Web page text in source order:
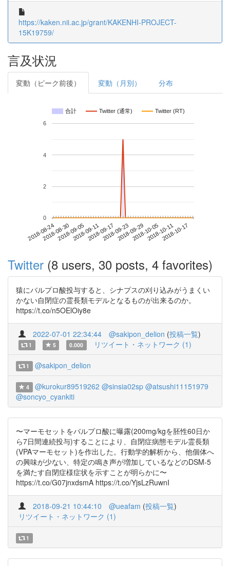
https://kaken.nii.ac.jp/grant/KAKENHI-PROJECT-
15K19759/
言及状況
変動（ピーク前後） 変動（月別） 分布
合計 Twitter (通常) Twitter (RT)
2018-08-242018-08-302018-09-052018-09-112018-09-172018-09-232018-09-292018-10-052018-10-112018-10-17
0
2
4
6
Twitter (8 users, 30 posts, 4 favorites)
猿にバルプロ酸投与すると、シナプスの刈り込みがうまくい
かない自閉症の霊長類モデルとなるものが出来るのか。
https://t.co/n5OElOiy8e
2022-07-01 22:34:44 @sakipon_delion (投稿一覧)
1 5 0.000 リツイート・ネットワーク (1)
1 @sakipon_delion
4 @kurokur89519262 @sinsia02sp @atsushi11151979
@soncyo_cyankiti
〜マーモセットをバルプロ酸に曝露(200mg/kgを胚性60日か
ら7日間連続投与)することにより、自閉症病態モデル霊長類
(VPAマーモセット)を作出した。行動学的解析から、他個体へ
の興味が少ない、特定の鳴き声が増加しているなどのDSM-5
を満たす自閉症様症状を示すことが明らかに〜
https://t.co/G07jnxdsmA https://t.co/YjsLzRuwnI
2018-09-21 10:44:10 @ueafam (投稿一覧)
リツイート・ネットワーク (1)
1